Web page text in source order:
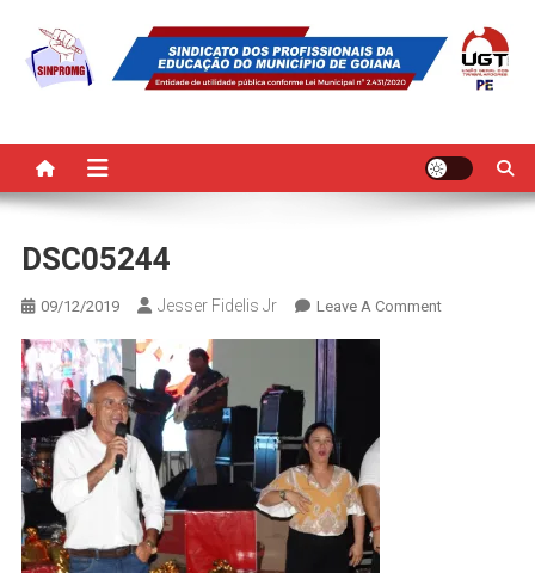
content
DSC05244
09/12/2019 Jesser Fidelis Jr Leave A CommentOn